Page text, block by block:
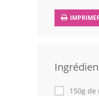
Astuces de
Fêtes
Chefs150g de